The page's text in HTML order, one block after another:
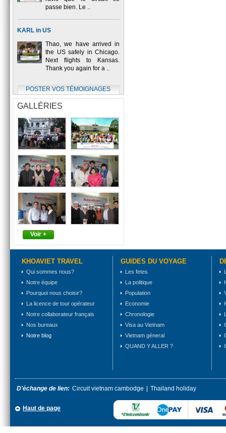
passe bien. Le ..
KARL in US
Thao, we have arrived in
the US safely in Chicago.
Next flights to Kansas.
Thank you again for a ..
POSTER VOS TÉMOIGNAGES
GALLÉRIES
Voir +
KHOAVIET TRAVEL
Qui sommes nous?
Notre équipe
Pourquoi nous choisir?
La licence de tour opérateur
Notre collaborateur français
Nos bureaux
Notre blog
GUIDES DU VOYAGE
Les fetes
La politique
Population
Economie
Chronologie
Visa au Vietnam
Vietnam géneral
QUAND Y ALLER ?
D'échange de lien: Circuit vietnam cambodge Thailand holiday
Haut de page